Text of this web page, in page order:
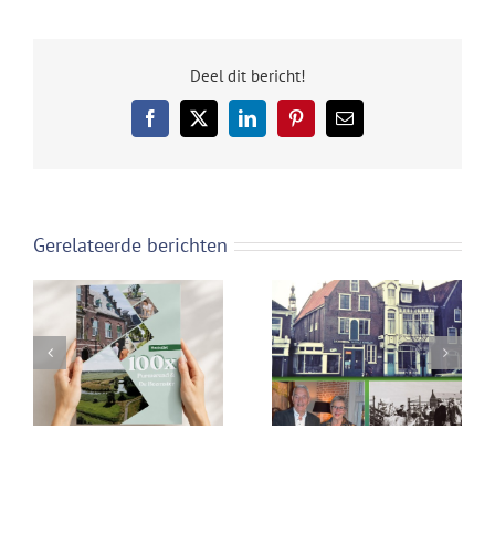
Deel dit bericht!
Facebook
X LinkedInPinterest
E-
Gerelateerde berichten